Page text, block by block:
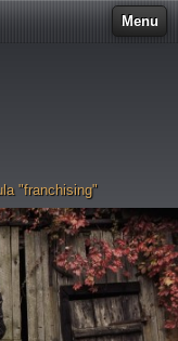
Menu
"franchising"